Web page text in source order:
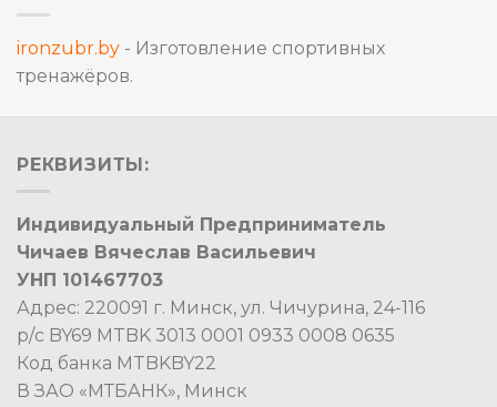
ironzubr.by - Изготовление спортивных
тренажёров.
РЕКВИЗИТЫ:
Индивидуальный Предприниматель
Чичаев Вячеслав Васильевич
УНП 101467703
Адрес: 220091 г. Минск, ул. Чичурина, 24-116
р/с BY69 MTBK 3013 0001 0933 0008 0635
Код банка MTBKBY22
В ЗАО «МТБАНК», Минск